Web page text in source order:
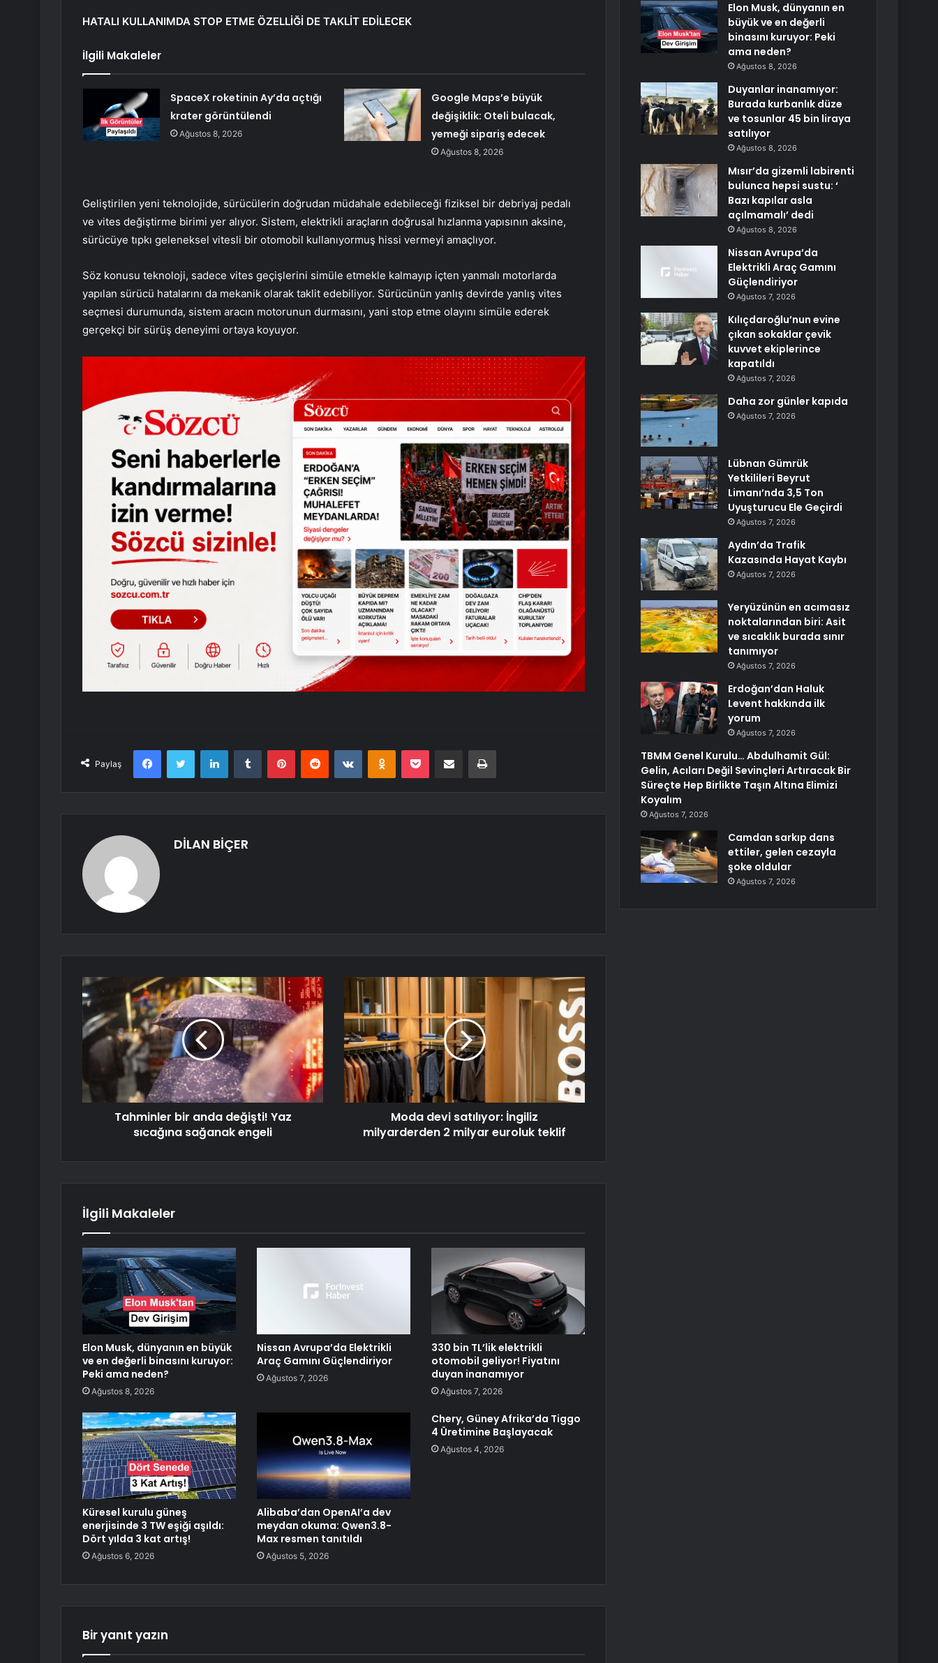
HATALI KULLANIMDA STOP ETME ÖZELLİĞİ DE TAKLİT EDİLECEK
İlgili Makaleler
SpaceX roketinin Ay’da açtığı
krater görüntülendi
Ağustos 8, 2026
Google Maps’e büyük
değişiklik: Oteli bulacak,
yemeği sipariş edecek
Ağustos 8, 2026
Geliştirilen yeni teknolojide, sürücülerin doğrudan müdahale edebileceği fiziksel bir debriyaj pedalı
ve vites değiştirme birimi yer alıyor. Sistem, elektrikli araçların doğrusal hızlanma yapısının aksine,
sürücüye tıpkı geleneksel vitesli bir otomobil kullanıyormuş hissi vermeyi amaçlıyor.
Söz konusu teknoloji, sadece vites geçişlerini simüle etmekle kalmayıp içten yanmalı motorlarda
yapılan sürücü hatalarını da mekanik olarak taklit edebiliyor. Sürücünün yanlış devirde yanlış vites
seçmesi durumunda, sistem aracın motorunun durmasını, yani stop etme olayını simüle ederek
gerçekçi bir sürüş deneyimi ortaya koyuyor.
Paylaş
FacebookTwitter LinkedInTumblr PinterestReddit VKontakteOdnoklassniki
Pocket E-Posta ile paylaş Yazdır
DİLAN BİÇER
Tahminler bir anda değişti! Yaz
sıcağına sağanak engeli
Moda devi satılıyor: İngiliz
milyarderden 2 milyar euroluk teklif
İlgili Makaleler
Elon Musk, dünyanın en büyük
ve en değerli binasını kuruyor:
Peki ama neden?
Ağustos 8, 2026
Nissan Avrupa’da Elektrikli
Araç Gamını Güçlendiriyor
Ağustos 7, 2026
330 bin TL’lik elektrikli
otomobil geliyor! Fiyatını
duyan inanamıyor
Ağustos 7, 2026
Küresel kurulu güneş
enerjisinde 3 TW eşiği aşıldı:
Dört yılda 3 kat artış!
Ağustos 6, 2026
Alibaba’dan OpenAI’a dev
meydan okuma: Qwen3.8-
Max resmen tanıtıldı
Ağustos 5, 2026
Chery, Güney Afrika’da Tiggo
4 Üretimine Başlayacak
Ağustos 4, 2026
Bir yanıt yazın
Elon Musk, dünyanın en
büyük ve en değerli
binasını kuruyor: Peki
ama neden?
Ağustos 8, 2026
Duyanlar inanamıyor:
Burada kurbanlık düze
ve tosunlar 45 bin liraya
satılıyor
Ağustos 8, 2026
Mısır’da gizemli labirenti
bulunca hepsi sustu: ‘
Bazı kapılar asla
açılmamalı’ dedi
Ağustos 8, 2026
Nissan Avrupa’da
Elektrikli Araç Gamını
Güçlendiriyor
Ağustos 7, 2026
Kılıçdaroğlu’nun evine
çıkan sokaklar çevik
kuvvet ekiplerince
kapatıldı
Ağustos 7, 2026
Daha zor günler kapıda
Ağustos 7, 2026
Lübnan Gümrük
Yetkilileri Beyrut
Limanı’nda 3,5 Ton
Uyuşturucu Ele Geçirdi
Ağustos 7, 2026
Aydın’da Trafik
Kazasında Hayat Kaybı
Ağustos 7, 2026
Yeryüzünün en acımasız
noktalarından biri: Asit
ve sıcaklık burada sınır
tanımıyor
Ağustos 7, 2026
Erdoğan’dan Haluk
Levent hakkında ilk
yorum
Ağustos 7, 2026
TBMM Genel Kurulu… Abdulhamit Gül:
Gelin, Acıları Değil Sevinçleri Artıracak Bir
Süreçte Hep Birlikte Taşın Altına Elimizi
Koyalım
Ağustos 7, 2026
Camdan sarkıp dans
ettiler, gelen cezayla
şoke oldular
Ağustos 7, 2026